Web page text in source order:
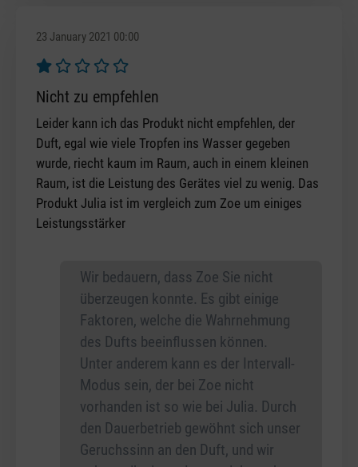
23 January 2021 00:00
Review with rating of 1 out of 5 stars
Nicht zu empfehlen
Leider kann ich das Produkt nicht empfehlen, der
Duft, egal wie viele Tropfen ins Wasser gegeben
wurde, riecht kaum im Raum, auch in einem kleinen
Raum, ist die Leistung des Gerätes viel zu wenig. Das
Produkt Julia ist im vergleich zum Zoe um einiges
Leistungsstärker
Wir bedauern, dass Zoe Sie nicht
überzeugen konnte. Es gibt einige
Faktoren, welche die Wahrnehmung
des Dufts beeinflussen können.
Unter anderem kann es der Intervall-
Modus sein, der bei Zoe nicht
vorhanden ist so wie bei Julia. Durch
den Dauerbetrieb gewöhnt sich unser
Geruchssinn an den Duft, und wir